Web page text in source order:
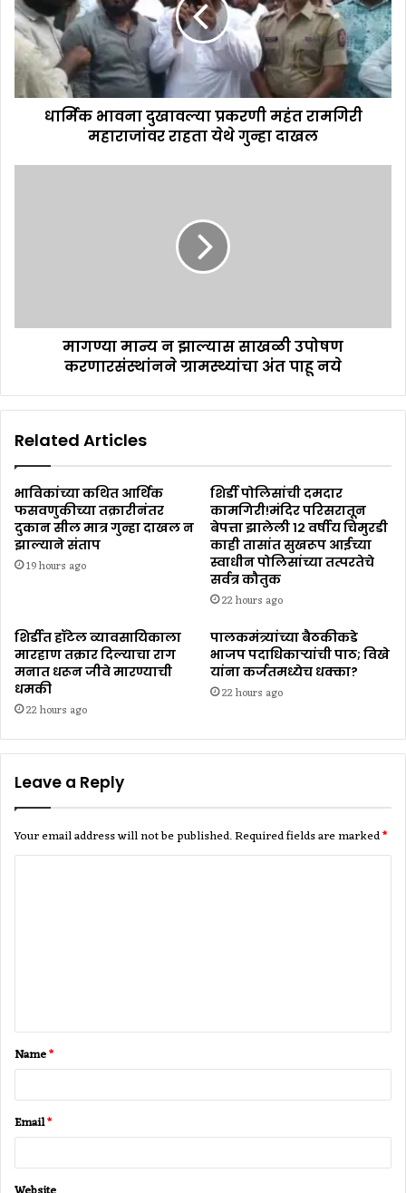
धार्मिक भावना दुखावल्या प्रकरणी महंत रामगिरी
महाराजांवर राहता येथे गुन्हा दाखल
मागण्या मान्य न झाल्यास साखळी उपोषण
करणारसंस्थांनने ग्रामस्थ्यांचा अंत पाहू नये
Related Articles
भाविकांच्या कथित आर्थिक
फसवणुकीच्या तक्रारीनंतर
दुकान सील मात्र गुन्हा दाखल न
झाल्याने संताप
19 hours ago
शिर्डी पोलिसांची दमदार
कामगिरी!मंदिर परिसरातून
बेपत्ता झालेली १२ वर्षीय चिमुरडी
काही तासांत सुखरूप आईच्या
स्वाधीन पोलिसांच्या तत्परतेचे
सर्वत्र कौतुक
22 hours ago
शिर्डीत हॉटेल व्यावसायिकाला
मारहाण तक्रार दिल्याचा राग
मनात धरून जीवे मारण्याची
धमकी
22 hours ago
पालकमंत्र्यांच्या बैठकीकडे
भाजप पदाधिकाऱ्यांची पाठ; विखे
यांना कर्जतमध्येच धक्का?
22 hours ago
Leave a Reply
Your email address will not be published.Required fields are marked*
t
*
Name*
Email*